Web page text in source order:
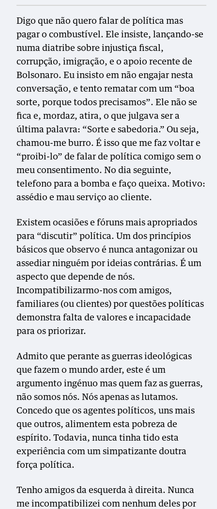
Digo que não quero falar de política mas
pagar o combustível. Ele insiste, lançando-se
numa diatribe sobre injustiça fiscal,
corrupção, imigração, e o apoio recente de
Bolsonaro. Eu insisto em não engajar nesta
conversação, e tento rematar com um “boa
sorte, porque todos precisamos”. Ele não se
fica e, mordaz, atira, o que julgava ser a
última palavra: “Sorte e sabedoria.” Ou seja,
chamou-me burro. É isso que me faz voltar e
“proibi-lo” de falar de política comigo sem o
meu consentimento. No dia seguinte,
telefono para a bomba e faço queixa. Motivo:
assédio e mau serviço ao cliente.
Existem ocasiões e fóruns mais apropriados
para “discutir” política. Um dos princípios
básicos que observo é nunca antagonizar ou
assediar ninguém por ideias contrárias. É um
aspecto que depende de nós.
Incompatibilizarmo-nos com amigos,
familiares (ou clientes) por questões políticas
demonstra falta de valores e incapacidade
para os priorizar.
Admito que perante as guerras ideológicas
que fazem o mundo arder, este é um
argumento ingénuo mas quem faz as guerras,
não somos nós. Nós apenas as lutamos.
Concedo que os agentes políticos, uns mais
que outros, alimentem esta pobreza de
espírito. Todavia, nunca tinha tido esta
experiência com um simpatizante doutra
força política.
Tenho amigos da esquerda à direita. Nunca
me incompatibilizei com nenhum deles por